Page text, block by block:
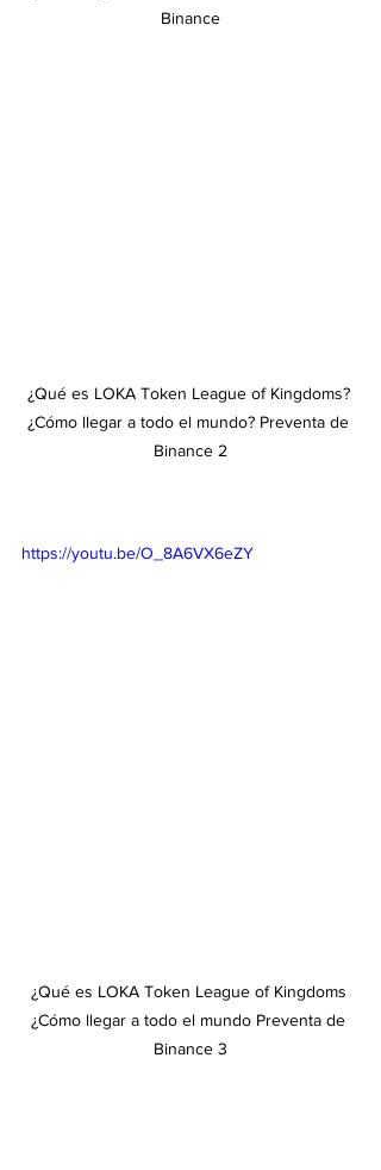
Binance
¿Qué es LOKA Token League of Kingdoms?
¿Cómo llegar a todo el mundo? Preventa de
Binance 2
https://youtu.be/O_8A6VX6eZY
¿Qué es LOKA Token League of Kingdoms
¿Cómo llegar a todo el mundo Preventa de
Binance 3